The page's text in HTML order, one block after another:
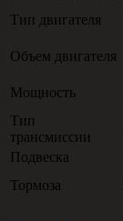
Тип двигателя
Объем двигателя
Мощность
Тип
трансмиссии
Подвеска
Тормоза